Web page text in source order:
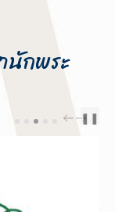
นักพระ
PREV
NEXT
❚❚